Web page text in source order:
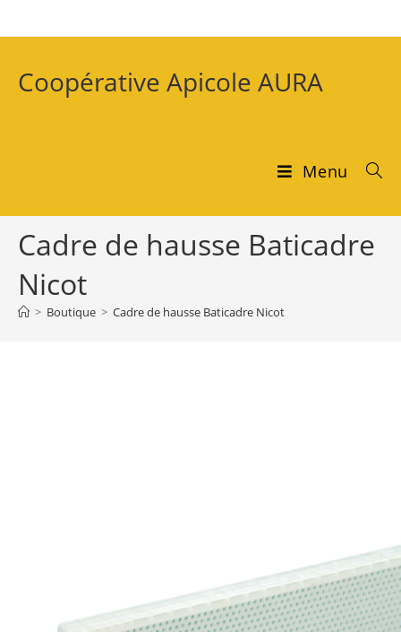
Coopérative Apicole AURA
Menu
Cadre de hausse Baticadre
Nicot
> Boutique > Cadre de hausse Baticadre Nicot